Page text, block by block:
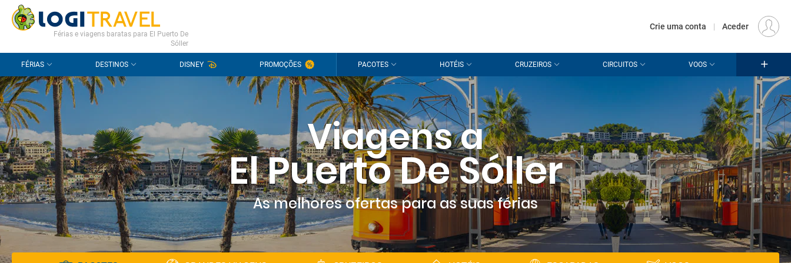
CONTACTO PERGUNTAS FREQUENTES
Férias e viagens baratas para El Puerto De
Sóller
Crie uma conta | Aceder
FÉRIAS DESTINOS DISNEY PROMOÇÕES PACOTES HOTÉIS CRUZEIROS CIRCUITOS VOOS
Viagens a
El Puerto De Sóller
As melhores ofertas para as suas férias